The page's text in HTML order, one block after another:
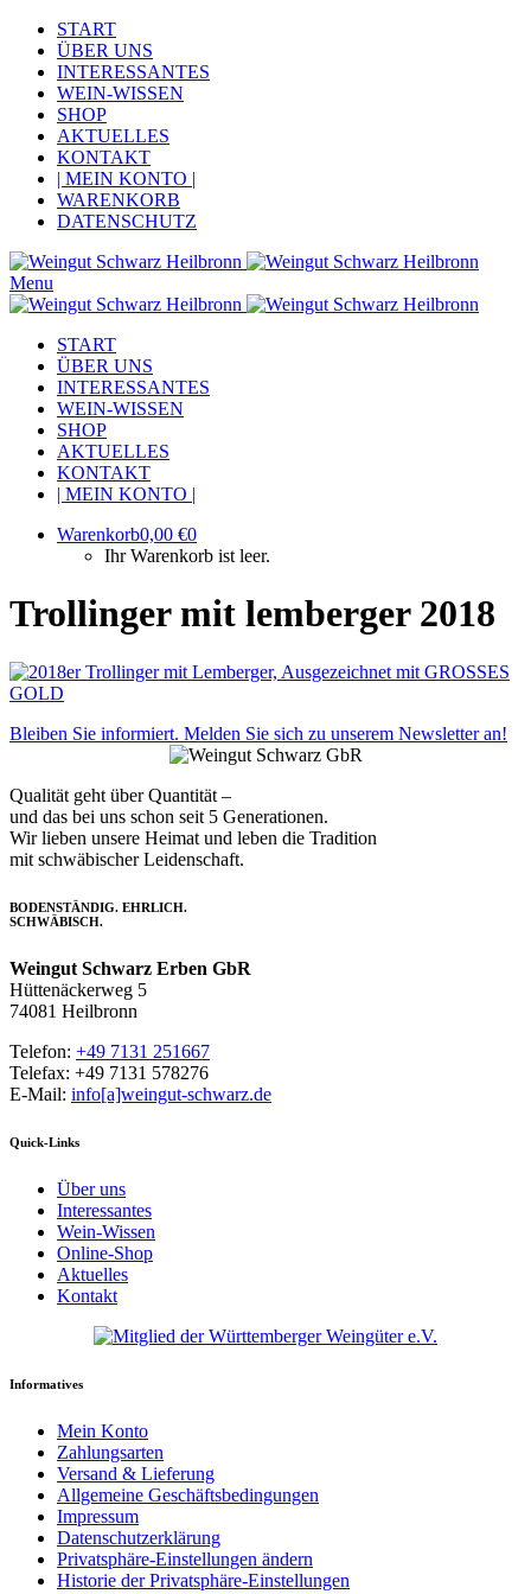
START
ÜBER UNS
INTERESSANTES
WEIN-WISSEN
SHOP
AKTUELLES
KONTAKT
| MEIN KONTO |
WARENKORB
DATENSCHUTZ
Menu
START
ÜBER UNS
INTERESSANTES
WEIN-WISSEN
SHOP
AKTUELLES
KONTAKT
| MEIN KONTO |
Warenkorb0,00 €0
Ihr Warenkorb ist leer.
Trollinger mit lemberger 2018
Bleiben Sie informiert. Melden Sie sich zu unserem Newsletter an!
Qualität geht über Quantität –
und das bei uns schon seit 5 Generationen.
Wir lieben unsere Heimat und leben die Tradition
mit schwäbischer Leidenschaft.
BODENSTÄNDIG. EHRLICH.
SCHWÄBISCH.
Weingut Schwarz Erben GbR
Hüttenäckerweg 5
74081 Heilbronn
Telefon: +49 7131 251667
Telefax: +49 7131 578276
E-Mail: info[a]weingut-schwarz.de
Quick-Links
Über uns
Interessantes
Wein-Wissen
Online-Shop
Aktuelles
Kontakt
Informatives
Mein Konto
Zahlungsarten
Versand & Lieferung
Allgemeine Geschäftsbedingungen
Impressum
Datenschutzerklärung
Privatsphäre-Einstellungen ändern
Historie der Privatsphäre-Einstellungen